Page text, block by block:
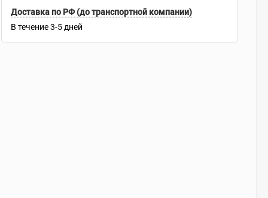
Доставка по РФ (до транспортной компании)
В течение 3-5 дней